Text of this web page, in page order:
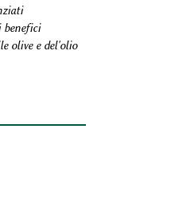
olive e del'olio